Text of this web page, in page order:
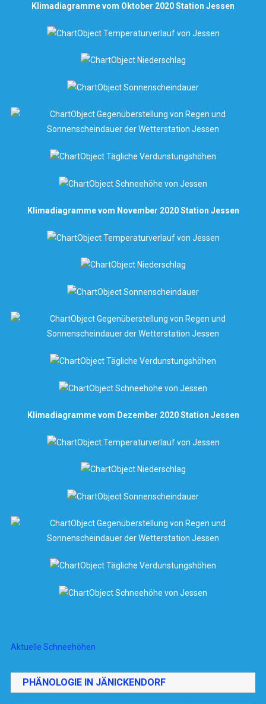
Klimadiagramme vom Oktober 2020 Station Jessen
Klimadiagramme vom November 2020 Station Jessen
Klimadiagramme vom Dezember 2020 Station Jessen
Aktuelle Schneehöhen
PHÄNOLOGIE IN JÄNICKENDORF